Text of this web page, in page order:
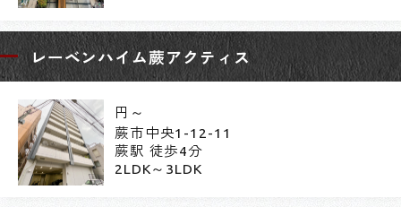
レーベンハイム蕨アクティス
円～
蕨市中央1-12-11
蕨駅 徒歩4分
2LDK～3LDK